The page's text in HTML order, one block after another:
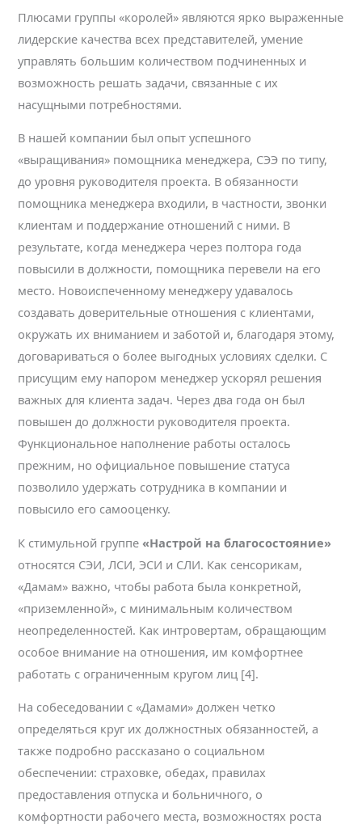
Плюсами группы «королей» являются ярко выраженные
лидерские качества всех представителей, умение
управлять большим количеством подчиненных и
возможность решать задачи, связанные с их
насущными потребностями.
В нашей компании был опыт успешного
«выращивания» помощника менеджера, СЭЭ по типу,
до уровня руководителя проекта. В обязанности
помощника менеджера входили, в частности, звонки
клиентам и поддержание отношений с ними. В
результате, когда менеджера через полтора года
повысили в должности, помощника перевели на его
место. Новоиспеченному менеджеру удавалось
создавать доверительные отношения с клиентами,
окружать их вниманием и заботой и, благодаря этому,
договариваться о более выгодных условиях сделки. С
присущим ему напором менеджер ускорял решения
важных для клиента задач. Через два года он был
повышен до должности руководителя проекта.
Функциональное наполнение работы осталось
прежним, но официальное повышение статуса
позволило удержать сотрудника в компании и
повысило его самооценку.
К стимульной группе «Настрой на благосостояние»
относятся СЭИ, ЛСИ, ЭСИ и СЛИ. Как сенсорикам,
«Дамам» важно, чтобы работа была конкретной,
«приземленной», с минимальным количеством
неопределенностей. Как интровертам, обращающим
особое внимание на отношения, им комфортнее
работать с ограниченным кругом лиц [4].
На собеседовании с «Дамами» должен четко
определяться круг их должностных обязанностей, а
также подробно рассказано о социальном
обеспечении: страховке, обедах, правилах
предоставления отпуска и больничного, о
комфортности рабочего места, возможностях роста